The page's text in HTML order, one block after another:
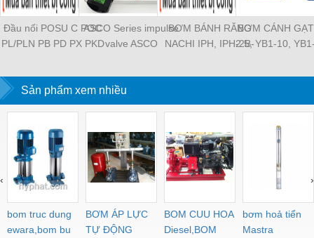
Đầu nối POSU C POC
PL/PLN PB PD PX PKD
PLF PMF PTL SL SS
SCA SAFS SASF HVFS
HVSF PU PV PE PY
HVFF PLJ PYJ PP PG
PEG PW PGJ PPGJ
PYJW SL-C PC-C
POC-C PL-C
ASCO Series impulse
valve ASCO
SCG353A044 ASCO
SCG353A047 ASCO
SCG353A050 ASCO
SXE353.060
BƠM BÁNH RĂNG
NACHI IPH, IPH-2B-
IPH-2A-5-11, IPH-5A-
IPH-5B-50-LT-11, IPH-
100-L-11, IPH-5A-40-
11
BƠM CÁNH
2.5, YB1-10,
100/16 YB1-
YB1-40/12 YB1-
Sản phẩm xem nhiều
bom truc dung
ewara,bom bu
BƠM ÁP LỰC
TỰ ĐỘNG
BOM CUU HOA
Diesel,BOM
bơm hoả tiển
Mastra
‹ ›